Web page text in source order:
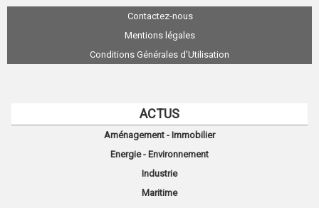
Contactez-nous
Mentions légales
Conditions Générales d'Utilisation
ACTUS
Aménagement - Immobilier
Energie - Environnement
Industrie
Maritime